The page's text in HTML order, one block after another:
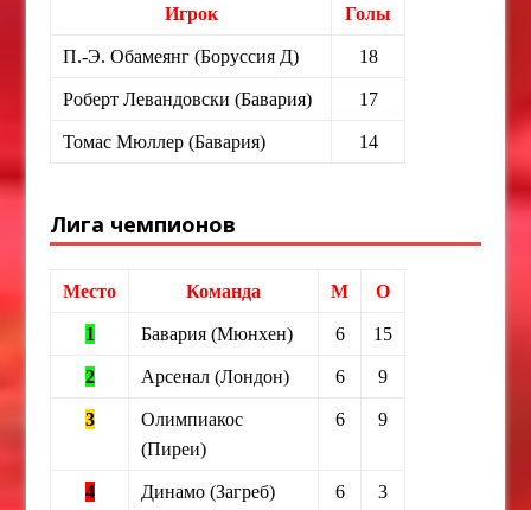
Игрок Голы
П.-Э. Обамеянг (Боруссия Д) 18
Роберт Левандовски (Бавария) 17
Томас Мюллер (Бавария) 14
Лига чемпионов
Место Команда М О
1 Бавария (Мюнхен) 6 15
2 Арсенал (Лондон) 6 9
3
Олимпиакос
(Пиреи)
6 9
4 Динамо (Загреб) 6 3